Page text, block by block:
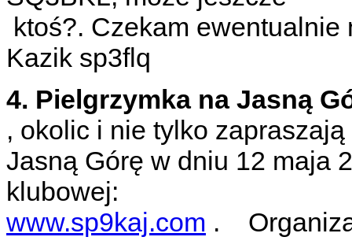
ktoś?. Czekam ewentualnie
Kazik sp3flq
4. Pielgrzymka na Jasną
, okolic i nie tylko
Jasną Górę w dniu 12 maja
klubowej:
www.sp9kaj.com .